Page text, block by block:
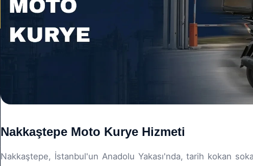
Nakkaştepe Moto Kurye Hizmeti
Nakkaştepe, İstanbul'un Anadolu Yakası'nda, tarih kokan